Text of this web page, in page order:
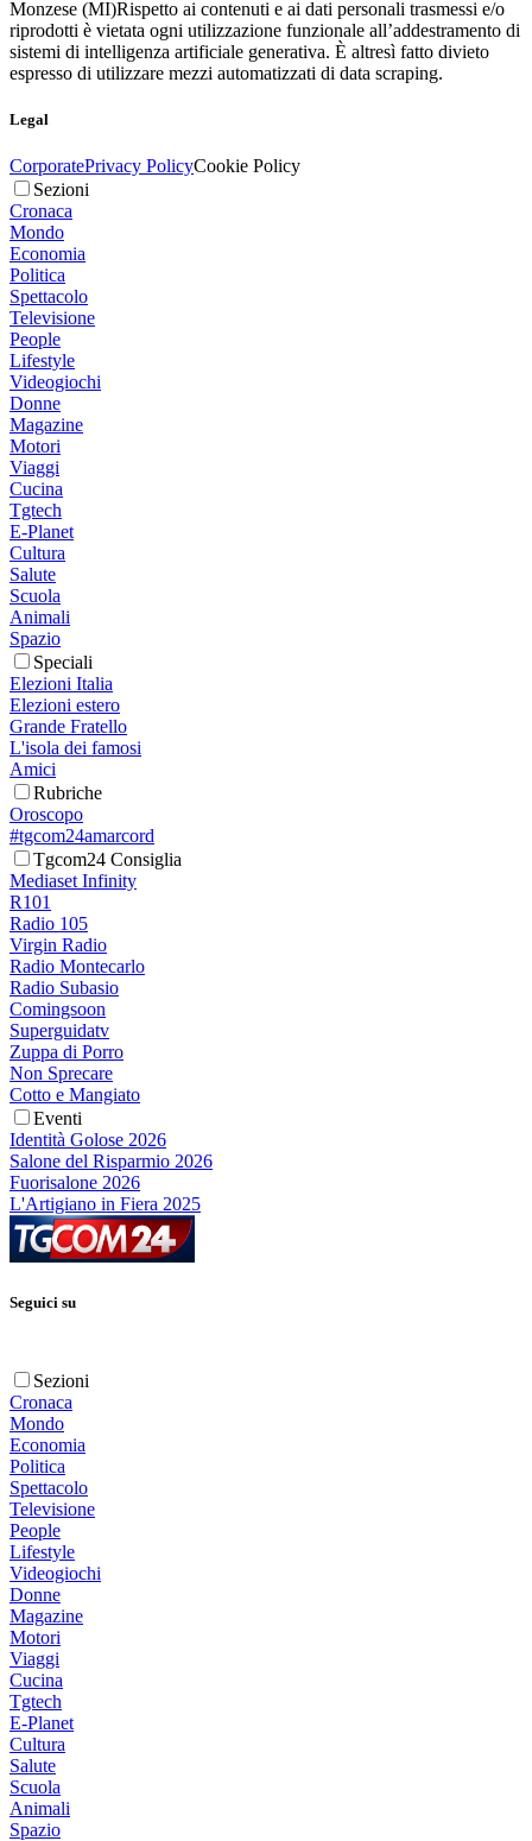
Monzese (MI)Rispetto ai contenuti e ai dati personali trasmessi e/o
riprodotti è vietata ogni utilizzazione funzionale all’addestramento di
sistemi di intelligenza artificiale generativa. È altresì fatto divieto
espresso di utilizzare mezzi automatizzati di data scraping.
Legal
CorporatePrivacy PolicyCookie Policy
Sezioni
Cronaca
Mondo
Economia
Politica
Spettacolo
Televisione
People
Lifestyle
Videogiochi
Donne
Magazine
Motori
Viaggi
Cucina
Tgtech
E-Planet
Cultura
Salute
Scuola
Animali
Spazio
Speciali
Elezioni Italia
Elezioni estero
Grande Fratello
L'isola dei famosi
Amici
Rubriche
Oroscopo
#tgcom24amarcord
Tgcom24 Consiglia
Mediaset Infinity
R101
Radio 105
Virgin Radio
Radio Montecarlo
Radio Subasio
Comingsoon
Superguidatv
Zuppa di Porro
Non Sprecare
Cotto e Mangiato
Eventi
Identità Golose 2026
Salone del Risparmio 2026
Fuorisalone 2026
L'Artigiano in Fiera 2025
Seguici su
Sezioni
Cronaca
Mondo
Economia
Politica
Spettacolo
Televisione
People
Lifestyle
Videogiochi
Donne
Magazine
Motori
Viaggi
Cucina
Tgtech
E-Planet
Cultura
Salute
Scuola
Animali
Spazio